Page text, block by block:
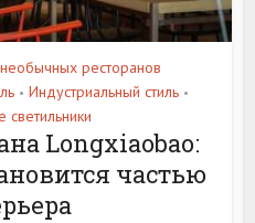
ресторанов
• Индустриальный стиль •
светильники
Longxiaobao:
частью